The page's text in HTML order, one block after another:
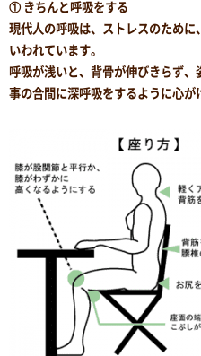
① きちんと呼吸をする
現代人の呼吸は、ストレスのために
いわれています。
呼吸が浅いと、背骨が伸びきらず
事の合間に深呼吸をするように心が